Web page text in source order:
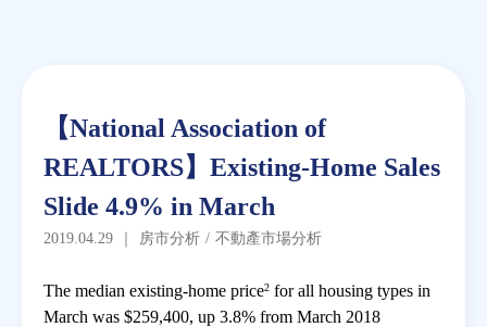
教育推廣
房市分析
研究獎勵
Back
top
【National Association of
REALTORS】Existing-Home Sales
Slide 4.9% in March
2019.04.29 ｜ 房市分析 / 不動產市場分析
The median existing-home price2 for all housing types in
March was $259,400, up 3.8% from March 2018